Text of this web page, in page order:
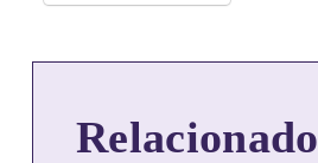
Relacionado